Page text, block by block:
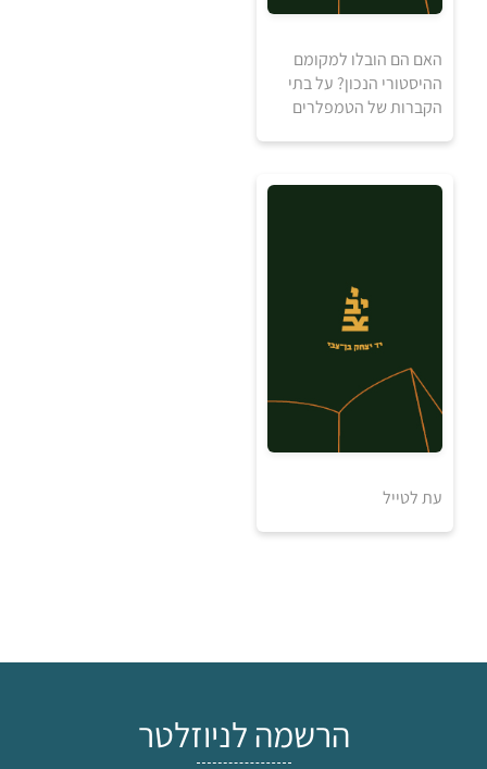
למידע ולרכישה
האם הם הובלו למקומם
ההיסטורי הנכון? על בתי
הקברות של הטמפלרים
₪
עת לטייל
הרשמה לניוזלטר